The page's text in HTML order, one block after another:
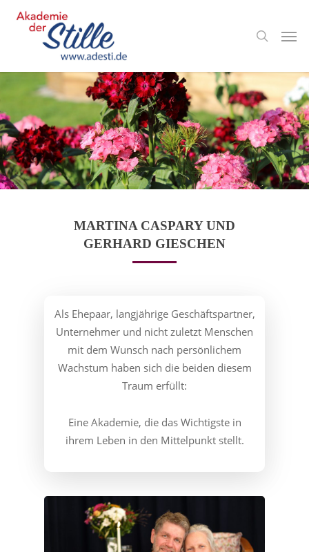
MARTINA CASPARY UND
GERHARD GIESCHEN
Als Ehepaar, langjährige Geschäftspartner,
Unternehmer und nicht zuletzt Menschen
mit dem Wunsch nach persönlichem
Wachstum haben sich die beiden diesem
Traum erfüllt:
Eine Akademie, die das Wichtigste in
ihrem Leben in den Mittelpunkt stellt.